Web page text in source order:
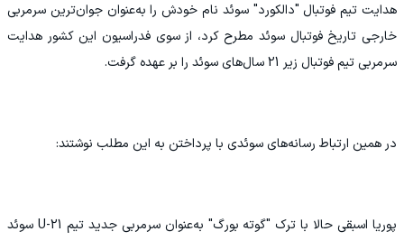
هدایت تیم فوتبال "دالکورد" سوئد نام خودش را به‌عنوان جوان‌ترین سرمربی
خارجی تاریخ فوتبال سوئد مطرح کرد، از سوی فدراسیون این کشور هدایت
سرمربی تیم فوتبال زیر 21 سال‌های سوئد را بر عهده گرفت.
در همین ارتباط رسانه‌های سوئدی با پرداختن به این مطلب نوشتند:
پوریا اسبقی حالا با ترک "گوته بورگ" به‌عنوان سرمربی جدید تیم U-21 سوئد